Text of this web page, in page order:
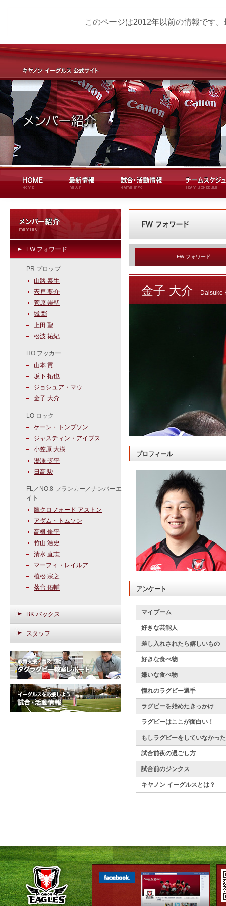
このページは2012年以前の情報です
FW フォワード
PR プロップ
山路 泰生
宍戸 要介
菅原 崇聖
城 彰
上田 聖
松波 祐紀
HO フッカー
山本 貢
坂下 拓也
ジョシュア・マウ
金子 大介
LO ロック
ケーン・トンプソン
ジャスティン・アイブス
小笠原 大樹
湯澤 奨平
日高 駿
FL／NO.8 フランカー／ナンバーエ
イト
鷹クロフォード アストン
アダム・トムソン
高根 修平
竹山 浩史
清水 直志
マーフィ・レイルア
植松 宗之
落合 佑輔
BK バックス
スタッフ
FW フォワード
金子 大介 Daisuke
プロフィール
アンケート
マイブーム
好きな芸能人
差し入れされたら嬉しいもの
好きな食べ物
嫌いな食べ物
憧れのラグビー選手
ラグビーを始めたきっかけ
ラグビーはここが面白い！
もしラグビーをしていなかっ
試合前夜の過ごし方
試合前のジンクス
キヤノン イーグルスとは？